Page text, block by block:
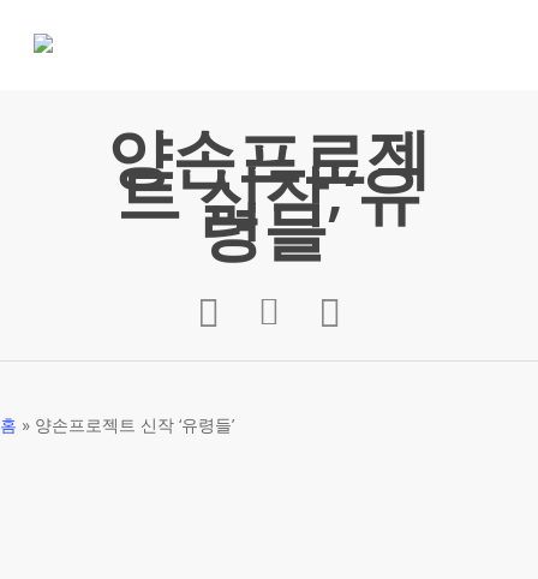
양손프로젝
트 신작 ‘유
령들’
홈 » 양손프로젝트 신작 ‘유령들’